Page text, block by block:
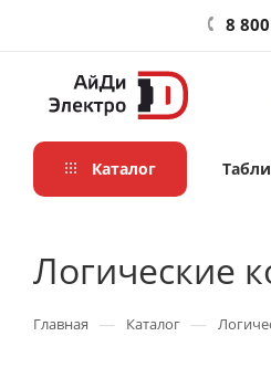
8
Каталог
Логические
Главная — Каталог —